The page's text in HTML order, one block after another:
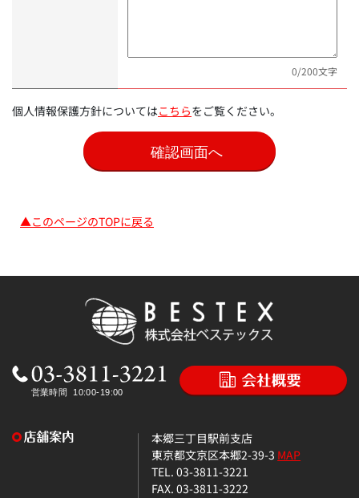
0/200文字
個人情報保護方針についてはこちらをご覧ください。
▲このページのTOPに戻る
本郷三丁目駅前支店
東京都文京区本郷2-39-3 MAP
TEL. 03-3811-3221
FAX. 03-3811-3222